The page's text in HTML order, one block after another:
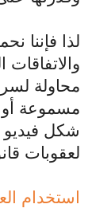
لذا فإننا
محاولة
مسموعة
شكل فيديو
لعقوبات
استخدام